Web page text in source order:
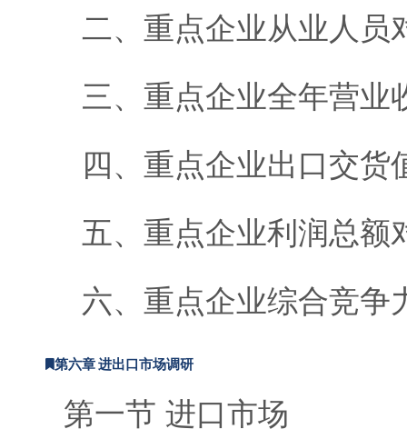
二、重点企业从业人员
三、重点企业全年营业
四、重点企业出口交货
五、重点企业利润总额
六、重点企业综合竞争
第六章 进出口市场调研
第一节 进口市场